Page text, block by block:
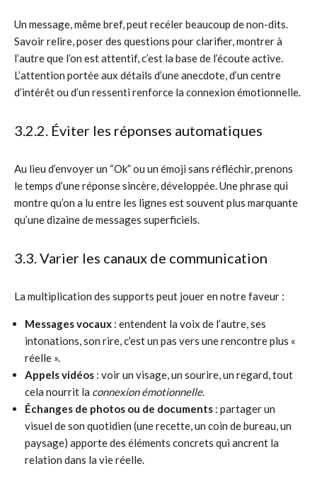
Un message, même bref, peut recéler beaucoup de non-dits.
Savoir relire, poser des questions pour clarifier, montrer à
l’autre que l’on est attentif, c’est la base de l’écoute active.
L’attention portée aux détails d’une anecdote, d’un centre
d’intérêt ou d’un ressenti renforce la connexion émotionnelle.
3.2.2. Éviter les réponses automatiques
Au lieu d’envoyer un “Ok” ou un émoji sans réfléchir, prenons
le temps d’une réponse sincère, développée. Une phrase qui
montre qu’on a lu entre les lignes est souvent plus marquante
qu’une dizaine de messages superficiels.
3.3. Varier les canaux de communication
La multiplication des supports peut jouer en notre faveur :
Messages vocaux : entendent la voix de l’autre, ses
intonations, son rire, c’est un pas vers une rencontre plus «
réelle ».
Appels vidéos : voir un visage, un sourire, un regard, tout
cela nourrit la connexion émotionnelle.
Échanges de photos ou de documents : partager un
visuel de son quotidien (une recette, un coin de bureau, un
paysage) apporte des éléments concrets qui ancrent la
relation dans la vie réelle.